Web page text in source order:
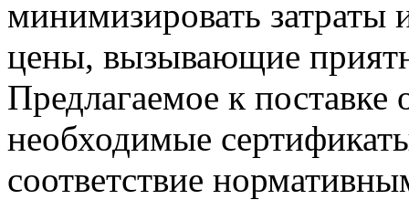
минимизировать
цены, вызывающие
Предлагаемое к поставке
необходимые
соответствие